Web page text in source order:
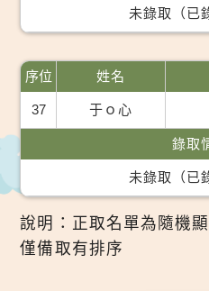
未錄取（已
序位
37
姓名
于ｏ心
錄取
未錄取（已
說明：正取名單為隨機
僅備取有排序